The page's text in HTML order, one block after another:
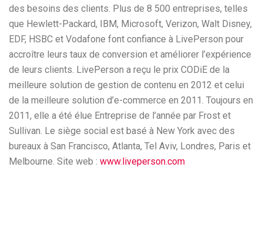
des besoins des clients. Plus de 8 500 entreprises, telles
que Hewlett-Packard, IBM, Microsoft, Verizon, Walt Disney,
EDF, HSBC et Vodafone font confiance à LivePerson pour
accroître leurs taux de conversion et améliorer l’expérience
de leurs clients. LivePerson a reçu le prix CODiE de la
meilleure solution de gestion de contenu en 2012 et celui
de la meilleure solution d’e-commerce en 2011. Toujours en
2011, elle a été élue Entreprise de l’année par Frost et
Sullivan. Le siège social est basé à New York avec des
bureaux à San Francisco, Atlanta, Tel Aviv, Londres, Paris et
Melbourne. Site web : www.liveperson.com